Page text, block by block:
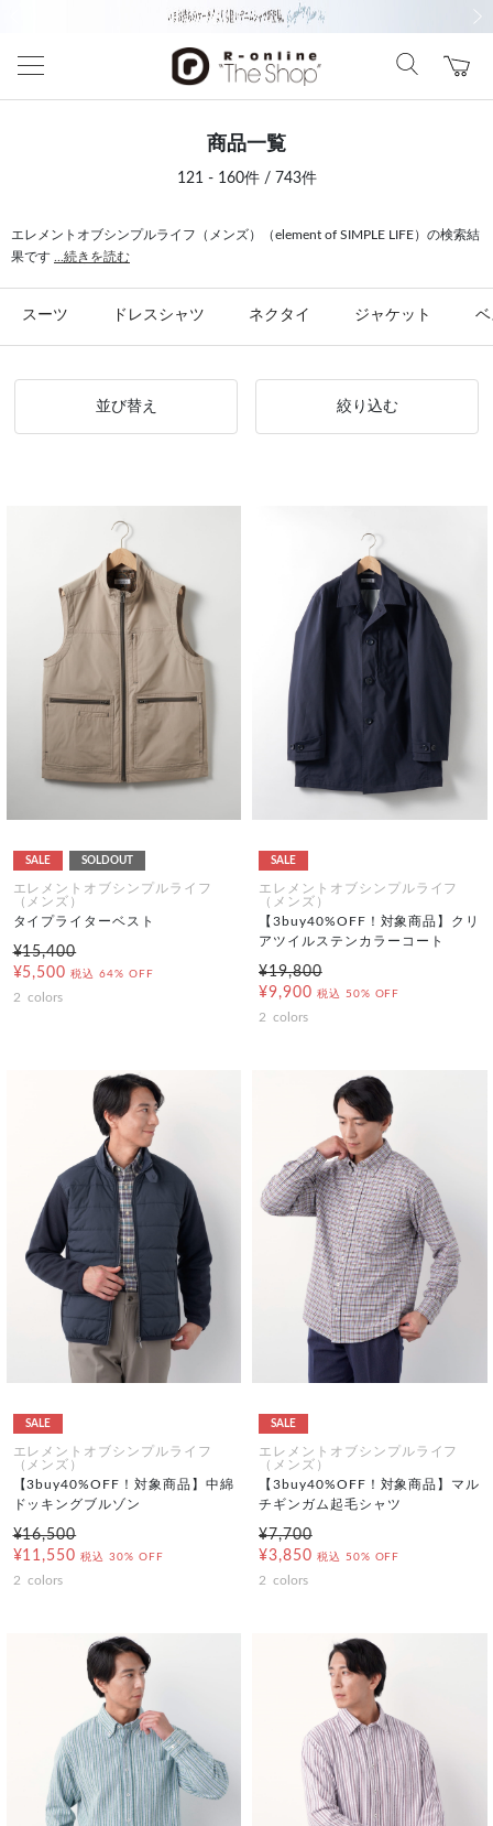
商品一覧
121 - 160件 / 743件
エレメントオブシンプルライフ（メンズ）（element of SIMPLE LIFE）の検索結
果です
...続きを読む
スーツ ドレスシャツ ネクタイ ジャケット
並び替え 絞り込む
SALE SOLDOUT
エレメントオブシンプルライフ
（メンズ）
タイプライターベスト
¥15,400
¥5,500 税込 64% OFF
2 colors
SALE
エレメントオブシンプルライフ
（メンズ）
【3buy40%OFF！対象商品】クリ
アツイルステンカラーコート
¥19,800
¥9,900 税込 50% OFF
2 colors
SALE
エレメントオブシンプルライフ
（メンズ）
【3buy40%OFF！対象商品】中綿
ドッキングブルゾン
¥16,500
¥11,550 税込 30% OFF
2 colors
SALE
エレメントオブシンプルライフ
（メンズ）
【3buy40%OFF！対象商品】マル
チギンガム起毛シャツ
¥7,700
¥3,850 税込 50% OFF
2 colors